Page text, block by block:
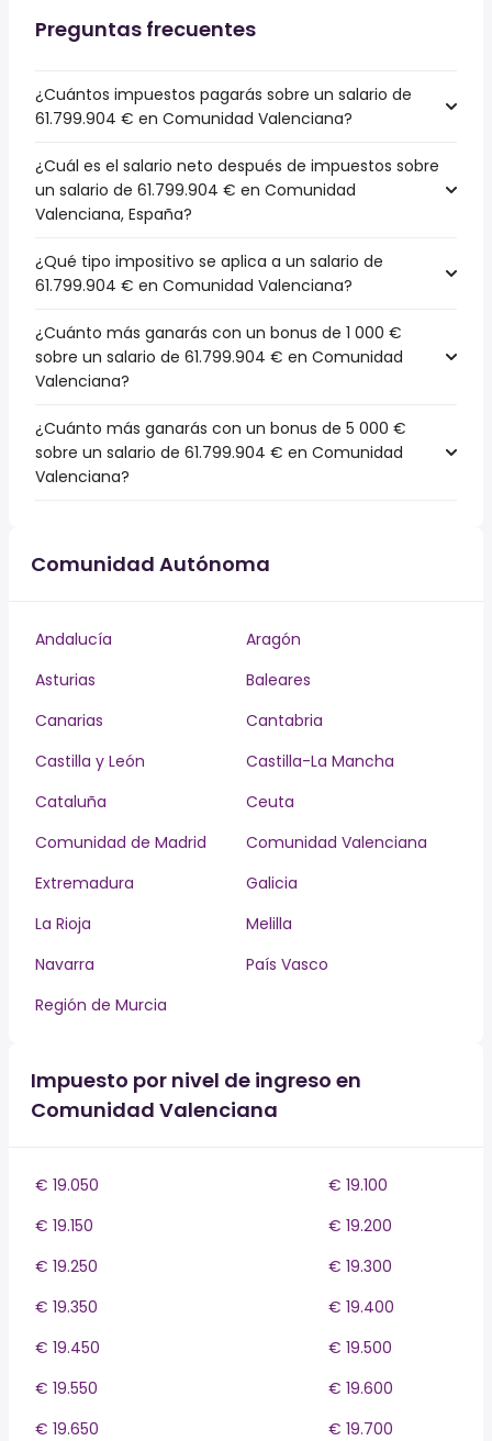
Preguntas frecuentes
¿Cuántos impuestos pagarás sobre un salario de
61.799.904 € en Comunidad Valenciana?
¿Cuál es el salario neto después de impuestos sobre
un salario de 61.799.904 € en Comunidad
Valenciana, España?
¿Qué tipo impositivo se aplica a un salario de
61.799.904 € en Comunidad Valenciana?
¿Cuánto más ganarás con un bonus de 1 000 €
sobre un salario de 61.799.904 € en Comunidad
Valenciana?
¿Cuánto más ganarás con un bonus de 5 000 €
sobre un salario de 61.799.904 € en Comunidad
Valenciana?
Comunidad Autónoma
Andalucía
Aragón
Asturias
Baleares
Canarias
Cantabria
Castilla y León
Castilla-La Mancha
Cataluña
Ceuta
Comunidad de Madrid
Comunidad Valenciana
Extremadura
Galicia
La Rioja
Melilla
Navarra
País Vasco
Región de Murcia
Impuesto por nivel de ingreso en
Comunidad Valenciana
€ 19.050
€ 19.100
€ 19.150
€ 19.200
€ 19.250
€ 19.300
€ 19.350
€ 19.400
€ 19.450
€ 19.500
€ 19.550
€ 19.600
€ 19.650
€ 19.700